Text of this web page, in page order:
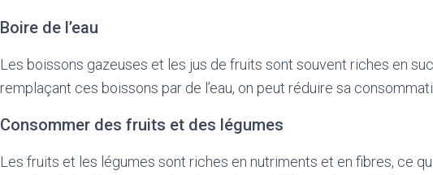
Boire de l’eau
Les boissons gazeuses et les jus de fruits sont souvent riches en
remplaçant ces boissons par de l’eau, on peut réduire sa
Consommer des fruits et des légumes
Les fruits et les légumes sont riches en nutriments et en fibres, ce